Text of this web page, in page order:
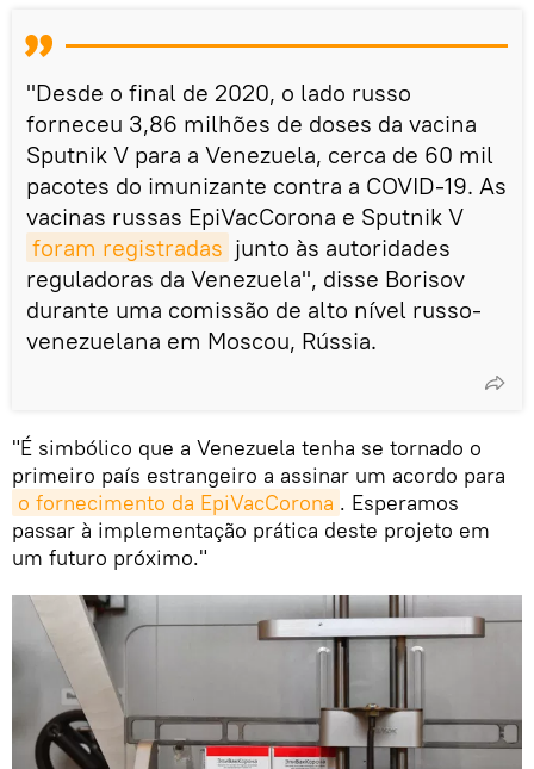
"Desde o final de 2020, o lado russo
forneceu 3,86 milhões de doses da vacina
Sputnik V para a Venezuela, cerca de 60 mil
pacotes do imunizante contra a COVID-19. As
vacinas russas EpiVacCorona e Sputnik V
foram registradas junto às autoridades
reguladoras da Venezuela", disse Borisov
durante uma comissão de alto nível russo-
venezuelana em Moscou, Rússia.
"É simbólico que a Venezuela tenha se tornado o
primeiro país estrangeiro a assinar um acordo para
o fornecimento da EpiVacCorona . Esperamos
passar à implementação prática deste projeto em
um futuro próximo."